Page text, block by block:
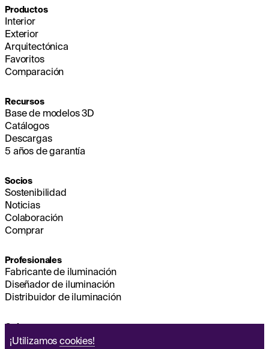
¡Utilizamoscookies!
Productos
Interior
Exterior
Arquitectónica
Favoritos
Comparación
Recursos
Base de modelos 3D
Catálogos
Descargas
5 años de garantía
Socios
Sostenibilidad
Noticias
Colaboración
Comprar
Profesionales
Fabricante de iluminación
Diseñador de iluminación
Distribuidor de iluminación
Quienes somos
Sostenibilidad